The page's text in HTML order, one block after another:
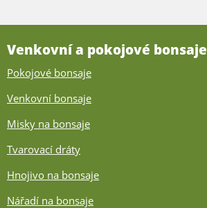
Venkovní a pokojové bonsaje
Pokojové bonsaje
Venkovní bonsaje
Misky na bonsaje
Tvarovací dráty
Hnojivo na bonsaje
Nářadí na bonsaje